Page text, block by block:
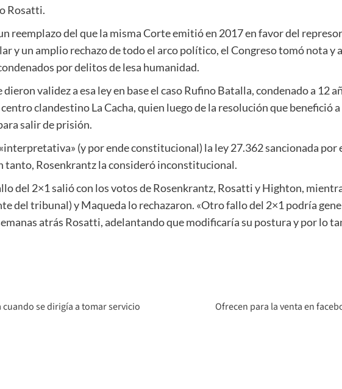
Rosatti.
reemplazo del que la misma Corte emitió en 2017 en favor del
y un amplio rechazo de todo el arco político, el Congreso tomó nota y
por delitos de lesa humanidad.
dieron validez a esa ley en base el caso Rufino Batalla, condenado a 12
clandestino La Cacha, quien luego de la resolución que benefició
salir de prisión.
(y por ende constitucional) la ley 27.362 sancionada por
tanto, Rosenkrantz la consideró inconstitucional.
del 2×1 salió con los votos de Rosenkrantz, Rosatti y Highton,
del tribunal) y Maqueda lo rechazaron. «Otro fallo del 2×1 podría
atrás Rosatti, adelantando que modificaría su postura y por lo
se dirigía a tomar servicio
Ofrecen para la venta en